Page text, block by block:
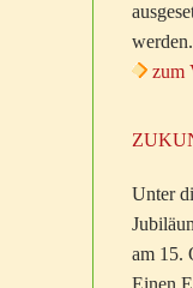
zum
Unter
am 15.
Einen